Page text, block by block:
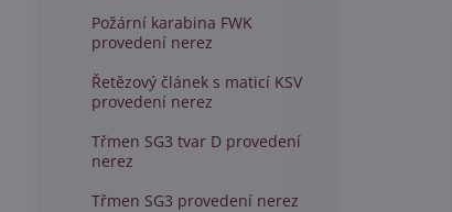
Požární karabina FWK
provedení nerez
Řetězový článek s maticí KSV
provedení nerez
Třmen SG3 tvar D provedení
nerez
Třmen SG3 provedení nerez